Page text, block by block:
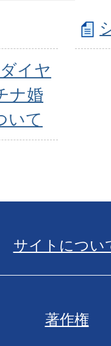
イヤ
ナ婚
いて
サイトについ
著作権